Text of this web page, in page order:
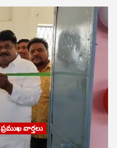
ప్రముఖ వార్తలు